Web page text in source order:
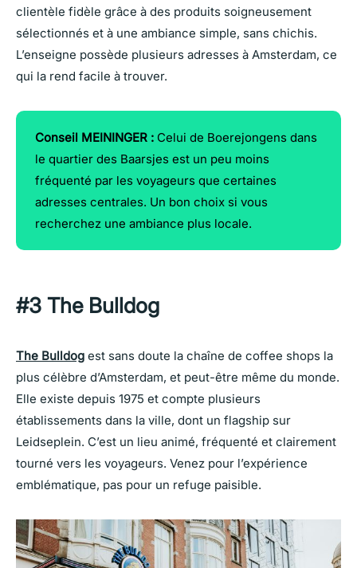
clientèle fidèle grâce à des produits soigneusement
sélectionnés et à une ambiance simple, sans chichis.
L’enseigne possède plusieurs adresses à Amsterdam, ce
qui la rend facile à trouver.
Conseil MEININGER : Celui de Boerejongens dans
le quartier des Baarsjes est un peu moins
fréquenté par les voyageurs que certaines
adresses centrales. Un bon choix si vous
recherchez une ambiance plus locale.
#3 The Bulldog
The Bulldog est sans doute la chaîne de coffee shops la
plus célèbre d’Amsterdam, et peut-être même du monde.
Elle existe depuis 1975 et compte plusieurs
établissements dans la ville, dont un flagship sur
Leidseplein. C’est un lieu animé, fréquenté et clairement
tourné vers les voyageurs. Venez pour l’expérience
emblématique, pas pour un refuge paisible.